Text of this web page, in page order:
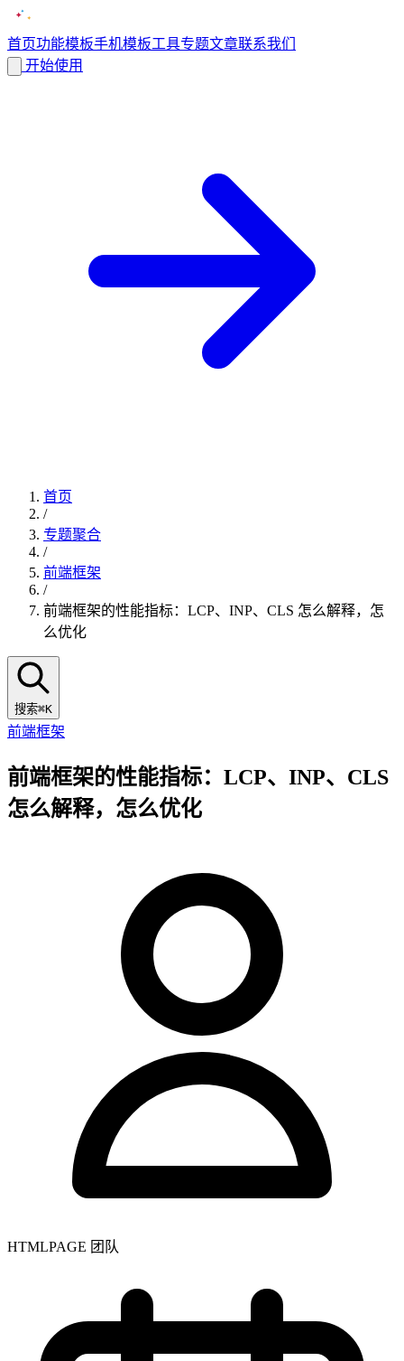
首页功能模板手机模板工具专题文章联系我们
开始使用
首页
/
专题聚合
/
前端框架
/
前端框架的性能指标：LCP、INP、CLS 怎么解释，怎
么优化
搜索⌘K
前端框架
前端框架的性能指标：LCP、INP、CLS
怎么解释，怎么优化
HTMLPAGE 团队